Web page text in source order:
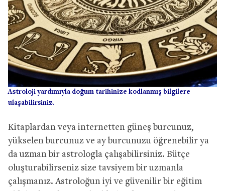
Astroloji yardımıyla doğum tarihinize kodlanmış bilgilere
ulaşabilirsiniz.
Kitaplardan veya internetten güneş burcunuz,
yükselen burcunuz ve ay burcunuzu öğrenebilir ya
da uzman bir astrologla çalışabilirsiniz. Bütçe
oluşturabilirseniz size tavsiyem bir uzmanla
çalışmanız. Astroloğun iyi ve güvenilir bir eğitim